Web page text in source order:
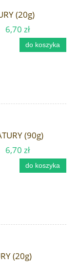
(20g)
6,70 zł
do koszyka
(90g)
6,70 zł
do koszyka
(20g)